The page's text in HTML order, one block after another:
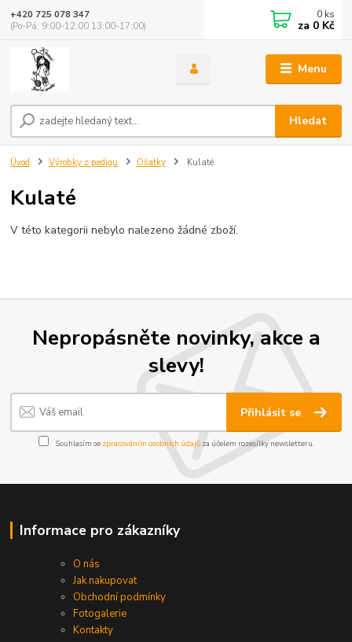
Menu
Hledat
+420 725 078 347
(Po-Pá, 9:00-12:00 13:00-17:00)
0 ks
za 0 Kč
Úvod Výrobky z pedigu Ošatky Kulaté
Kulaté
V této kategorii nebylo nalezeno žádné zboží.
Nepropásněte novinky, akce a
slevy!
Přihlásit se
Souhlasím se zpracováním osobních údajůza účelem rozesílky newsletteru.
Informace pro zákazníky
O nás
Jak nakupovat
Obchodní podmínky
Fotogalerie
Kontakty